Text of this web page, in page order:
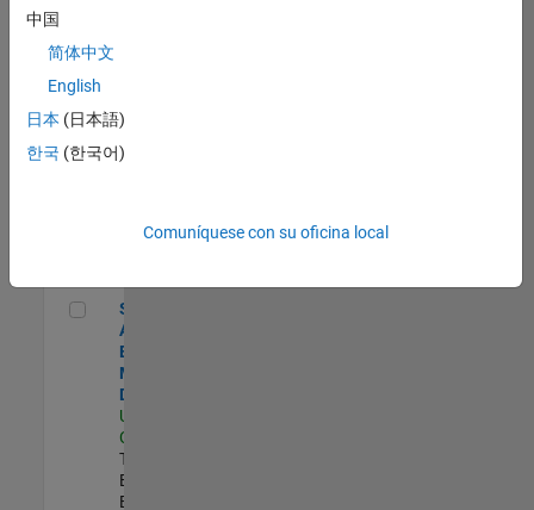
Senior Application Engineer - Aerospace - Control Systems
Aerospace -
Systems
Technical Sales
Engineering |
Senior Application Engineer - Model-Based Design
Senior
Application
Engineer -
Model-Based
Design
US-CA-Santa
Clara
Technical Sales
Engineering |
Experimentado
中国
简体中文
English
日本 (日本語)
한국 (한국어)
Comuníquese con su oficina local